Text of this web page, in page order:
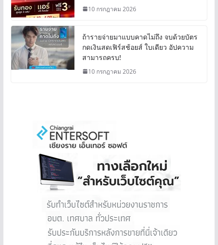
10 กรกฎาคม 2026
ถ้ารายจ่ายมาแบบคาดไม่ถึง จบด้วยบัตร
กดเงินสดเฟิร์สช้อยส์ ใบเดียว อัปความ
สามารถครบ!
10 กรกฎาคม 2026